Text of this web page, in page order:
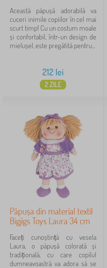
Această păpușă adorabilă va
cuceri inimile copiilor în cel mai
scurt timp! Cu un costum moale
și confortabil, într-un design de
mielușel, este pregătită pentru...
212 lei
2 ZILE
Păpușa din material textil
Bigjigs Toys Laura 34 cm
Faceți cunoștință cu vesela
Laura, o păpușă colorată și
tradițională, cu care copilul
dumneavoastră va adora să se